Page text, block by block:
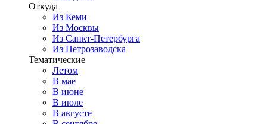
Откуда
Из Кеми
Из Москвы
Из Санкт-Петербурга
Из Петрозаводска
Тематические
Летом
В мае
В июне
В июле
В августе